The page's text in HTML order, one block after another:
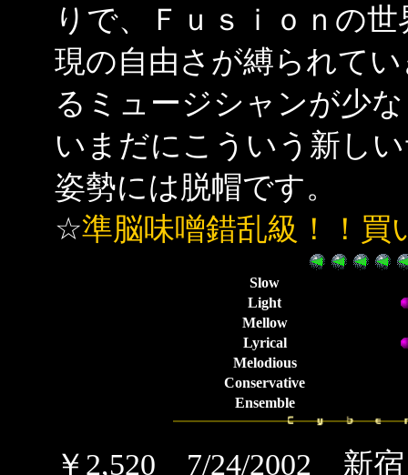
りで、Ｆｕｓｉｏｎの
現の自由さが縛られて
るミュージシャンが少
いまだにこういう新し
姿勢には脱帽です。
☆準脳味噌錯乱級！！ 買
Slow
Light
Mellow
Lyrical
Melodious
Conservative
Ensemble
￥2,520 7/24/2002 新